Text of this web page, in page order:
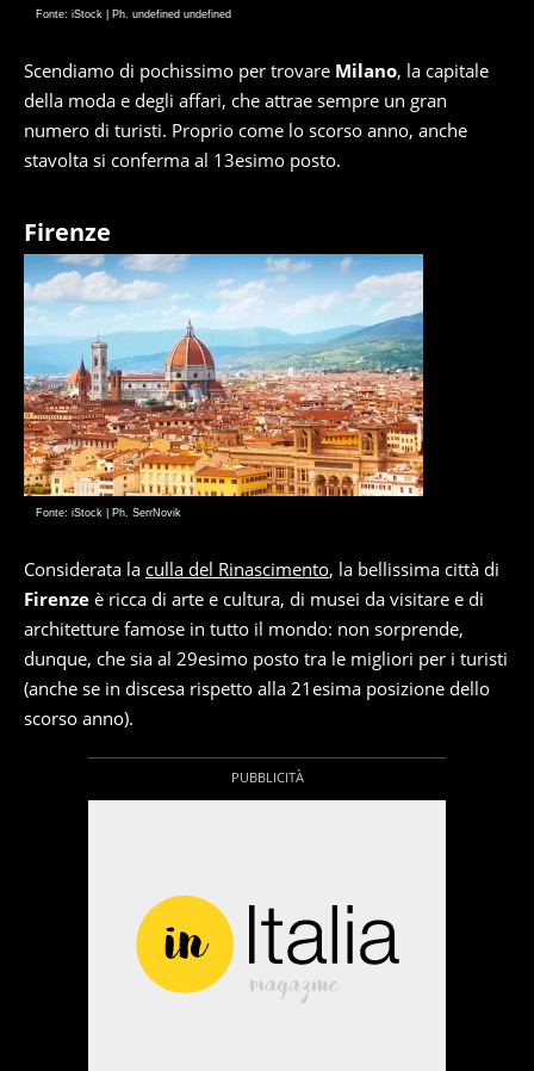
Fonte: iStock | Ph. undefined undefined
Scendiamo di pochissimo per trovare Milano, la capitale
della moda e degli affari, che attrae sempre un gran
numero di turisti. Proprio come lo scorso anno, anche
stavolta si conferma al 13esimo posto.
Firenze
Fonte: iStock | Ph. SerrNovik
Considerata la culla del Rinascimento, la bellissima città di
Firenze è ricca di arte e cultura, di musei da visitare e di
architetture famose in tutto il mondo: non sorprende,
dunque, che sia al 29esimo posto tra le migliori per i turisti
(anche se in discesa rispetto alla 21esima posizione dello
scorso anno).